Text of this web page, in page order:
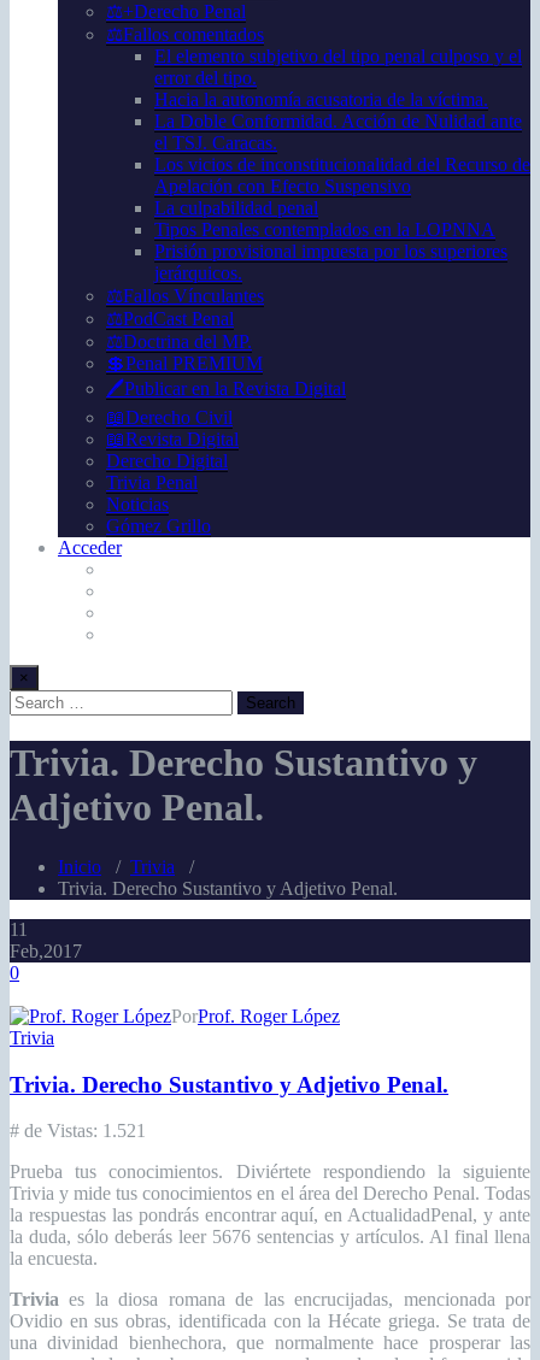
⚖️+Derecho Penal
⚖️Fallos comentados
El elemento subjetivo del tipo penal culposo y el
error del tipo.
Hacia la autonomía acusatoria de la víctima.
La Doble Conformidad. Acción de Nulidad ante
el TSJ. Caracas.
Los vicios de inconstitucionalidad del Recurso de
Apelación con Efecto Suspensivo
La culpabilidad penal
Tipos Penales contemplados en la LOPNNA
Prisión provisional impuesta por los superiores
jerárquicos.
⚖️Fallos Vínculantes
⚖️PodCast Penal
⚖️Doctrina del MP.
💲Penal PREMIUM
🖊️Publicar en la Revista Digital
📖Derecho Civil
📖Revista Digital
Derecho Digital
Trivia Penal
Noticias
Gómez Grillo
Acceder
×
Trivia. Derecho Sustantivo y
Adjetivo Penal.
Inicio / Trivia /
Trivia. Derecho Sustantivo y Adjetivo Penal.
11
Feb,2017
0
PorProf. Roger López
Trivia
Trivia. Derecho Sustantivo y Adjetivo Penal.
# de Vistas: 1.521
Prueba tus conocimientos. Diviértete respondiendo la siguiente
Trivia y mide tus conocimientos en el área del Derecho Penal. Todas
la respuestas las pondrás encontrar aquí, en ActualidadPenal, y ante
la duda, sólo deberás leer 5676 sentencias y artículos. Al final llena
la encuesta.
Trivia es la diosa romana de las encrucijadas, mencionada por
Ovidio en sus obras, identificada con la Hécate griega. Se trata de
una divinidad bienhechora, que normalmente hace prosperar las